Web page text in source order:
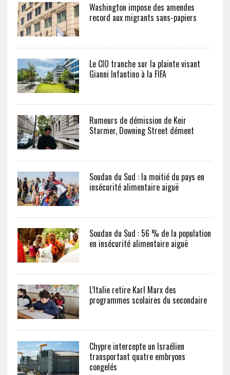
Washington impose des amendes
record aux migrants sans-papiers
Le CIO tranche sur la plainte visant
Gianni Infantino à la FIFA
Rumeurs de démission de Keir
Starmer, Downing Street dément
Soudan du Sud : la moitié du pays en
insécurité alimentaire aiguë
Soudan du Sud : 56 % de la population
en insécurité alimentaire aiguë
L’Italie retire Karl Marx des
programmes scolaires du secondaire
Chypre intercepte un Israélien
transportant quatre embryons
congelés